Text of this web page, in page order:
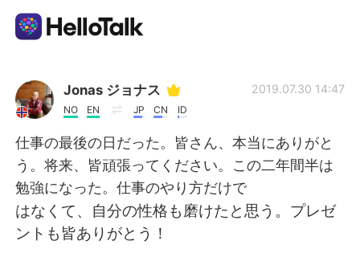
Language Exchange App
AI Grammar Checker
English
简体中文
Jonas ジョナス
NO EN JP CN ID
2019.07.30 14:47
仕事の最後の日だった。皆さん、本当にありがと
う。将来、皆頑張ってください。この二年間半は
勉強になった。仕事のやり方だけで
はなくて、自分の性格も磨けたと思う。プレゼ
ントも皆ありがとう！